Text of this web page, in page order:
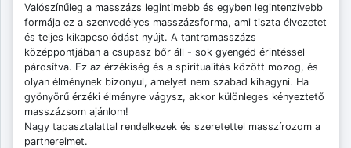
Valószínűleg a masszázs legintimebb és egyben legintenzívebb
formája ez a szenvedélyes masszázsforma, ami tiszta élvezetet
és teljes kikapcsolódást nyújt. A tantramasszázs
középpontjában a csupasz bőr áll - sok gyengéd érintéssel
párosítva. Ez az érzékiség és a spiritualitás között mozog, és
olyan élménynek bizonyul, amelyet nem szabad kihagyni. Ha
gyönyörű érzéki élményre vágysz, akkor különleges kényeztető
masszázsom ajánlom!
Nagy tapasztalattal rendelkezek és szeretettel masszírozom a
partnereimet.